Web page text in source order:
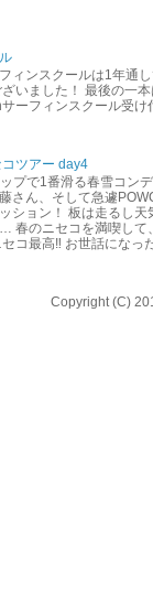
ィンスクールは1年通
いました！ 最後の一
ーフィンスクール受け
ツアー day4
プで1番滑る春雪コン
さん、そして急遽
ション！ 板は走るし天
春のニセコを満喫して
コ最高‼︎ お世話になっ
Copyright (C)